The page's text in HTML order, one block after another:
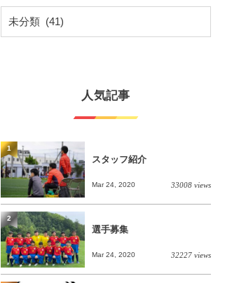
人気記事
スタッフ紹介
Mar 24, 2020 33008 views
1
選手募集
Mar 24, 2020 32227 views
2